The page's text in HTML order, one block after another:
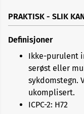
PRAKTISK - SLIK
Definisjoner
Ikke-purulent
serøst eller
sykdomstegn.
ukomplisert.
ICPC-2: H72